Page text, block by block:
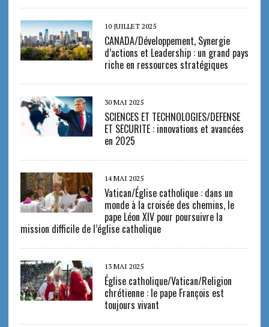
10 JUILLET 2025
CANADA/Développement, Synergie
d’actions et Leadership : un grand pays
riche en ressources stratégiques
30 MAI 2025
SCIENCES ET TECHNOLOGIES/DEFENSE
ET SECURITE : innovations et avancées
en 2025
14 MAI 2025
Vatican/Église catholique : dans un
monde à la croisée des chemins, le
pape Léon XIV pour poursuivre la
mission difficile de l’église catholique
13 MAI 2025
Église catholique/Vatican/Religion
chrétienne : le pape François est
toujours vivant